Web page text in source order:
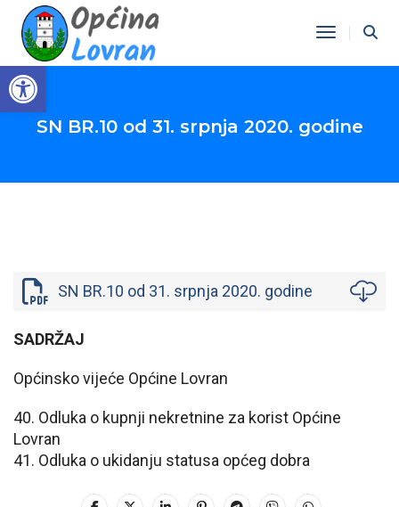
Open toolbar
Toggle
SN BR.10 od 31. srpnja 2020. godine
SN BR.10 od 31. srpnja 2020. godine
SADRŽAJ
Općinsko vijeće Općine Lovran
40. Odluka o kupnji nekretnine za korist Općine
Lovran
41. Odluka o ukidanju statusa općeg dobra